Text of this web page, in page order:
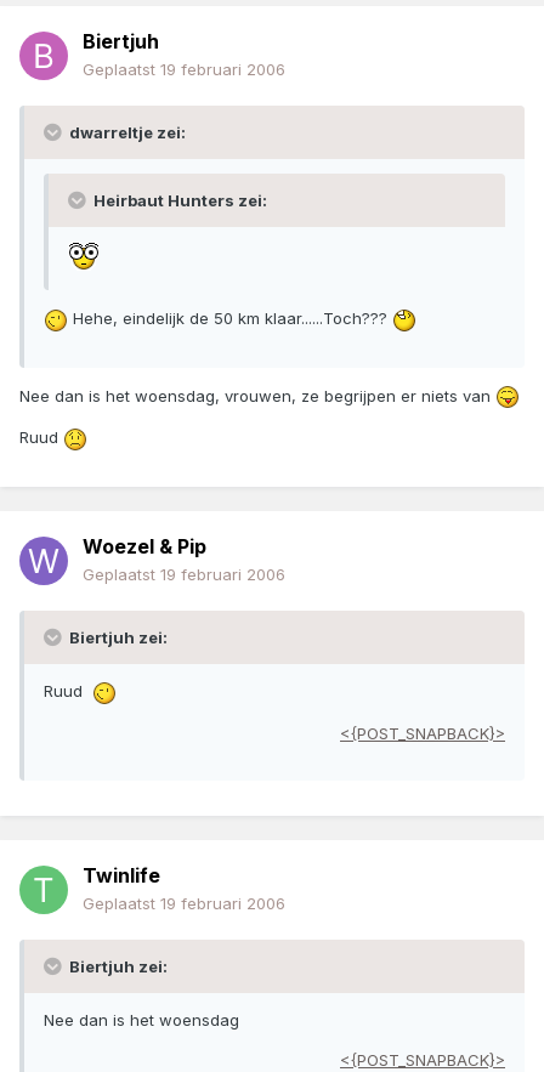
Biertjuh
Geplaatst 19 februari 2006
dwarreltje zei:
Heirbaut Hunters zei:
Hehe, eindelijk de 50 km klaar......Toch???
Nee dan is het woensdag, vrouwen, ze begrijpen er niets van
Ruud
Woezel & Pip
Geplaatst 19 februari 2006
Biertjuh zei:
Ruud
<{POST_SNAPBACK}>
Twinlife
Geplaatst 19 februari 2006
Biertjuh zei:
Nee dan is het woensdag
<{POST_SNAPBACK}>